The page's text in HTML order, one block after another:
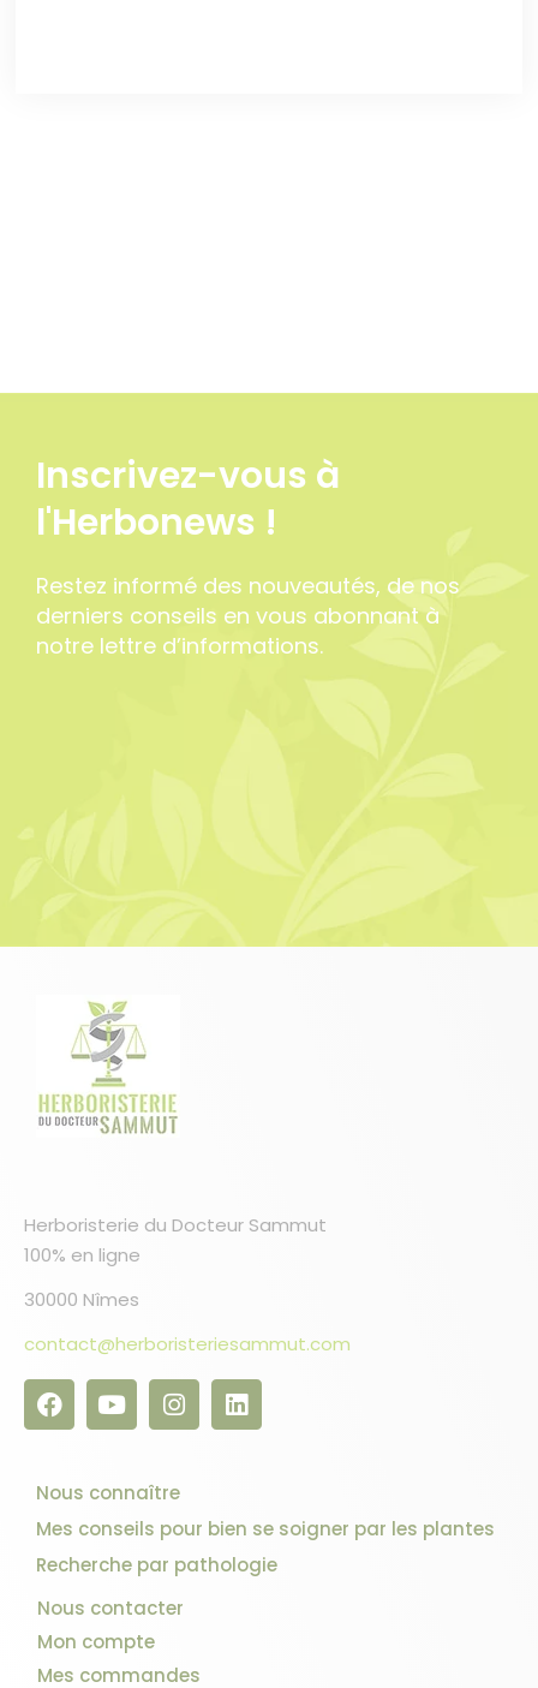
Inscrivez-vous à
l'Herbonews !
Restez informé des nouveautés, de nos
derniers conseils en vous abonnant à
notre lettre d’informations.
Herboristerie du Docteur Sammut
100% en ligne
30000 Nîmes
contact@herboristeriesammut.com
Nous connaître
Mes conseils pour bien se soigner par les plantes
Recherche par pathologie
Nous contacter
Mon compte
Mes commandes